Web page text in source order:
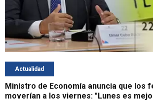
Actualidad
Ministro de Economía anuncia que los
moverían a los viernes: "Lunes es